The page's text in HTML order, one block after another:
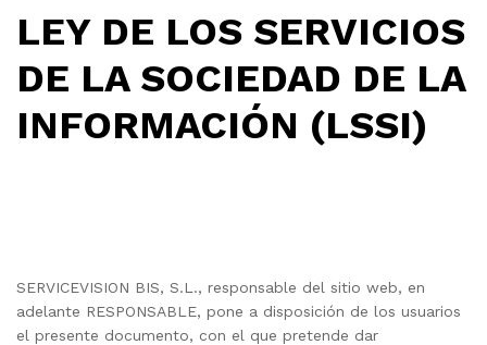
LEY DE LOS SERVICIOS
DE LA SOCIEDAD DE LA
INFORMACIÓN (LSSI)
SERVICEVISION BIS, S.L., responsable del sitio web, en
adelante RESPONSABLE, pone a disposición de los usuarios
el presente documento, con el que pretende dar